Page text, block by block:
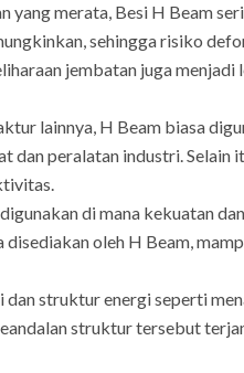
merata, Besi H Beam
sehingga risiko
jembatan juga menjadi
lainnya, H Beam biasa
dan peralatan industri. Selain
di mana kekuatan
oleh H Beam,
struktur energi seperti
struktur tersebut